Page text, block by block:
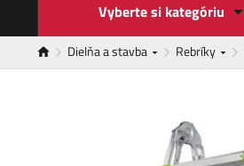
Vyberte si kategóriu
Dielňa a stavba Rebríky